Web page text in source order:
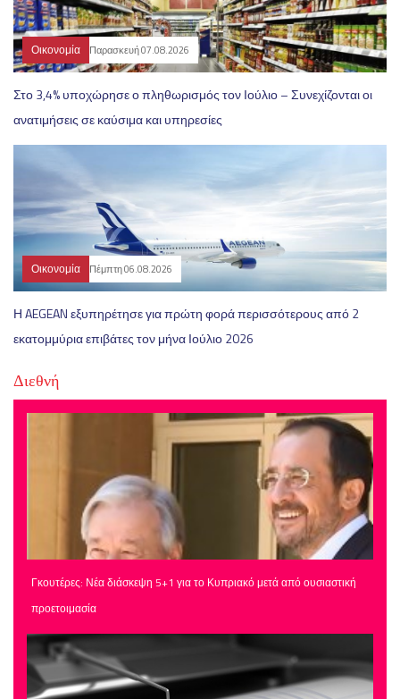
Οικονομία Παρασκευή 07.08.2026
Στο 3,4% υποχώρησε ο πληθωρισμός τον Ιούλιο – Συνεχίζονται οι
ανατιμήσεις σε καύσιμα και υπηρεσίες
Οικονομία Πέμπτη 06.08.2026
Η AEGEAN εξυπηρέτησε για πρώτη φορά περισσότερους από 2
εκατομμύρια επιβάτες τον μήνα Ιούλιο 2026
Διεθνή
Γκουτέρες: Νέα διάσκεψη 5+1 για το Κυπριακό μετά από ουσιαστική
προετοιμασία